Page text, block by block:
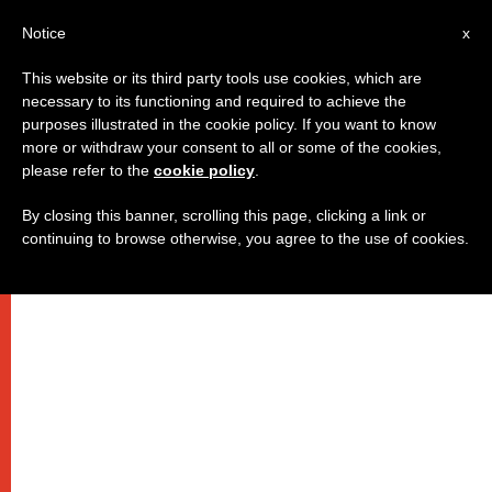
البابا: الله يُعاني من مرض الرحمة
خلال برنامج نؤمن
x
Notice
This website or its third party tools use cookies, which are
necessary to its functioning and required to achieve the
purposes illustrated in the cookie policy. If you want to know
more or withdraw your consent to all or some of the cookies,
please refer to the cookie policy
By closing this banner, scrolling this page, clicking a link or
continuing to browse otherwise, you agree to the use of cookies.